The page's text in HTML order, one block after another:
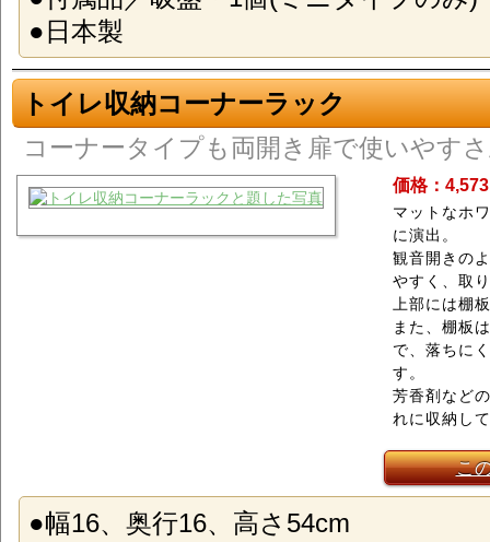
●日本製
トイレ収納コーナーラック
コーナータイプも両開き扉で使いやす
価格：
マットなホ
に演出。
観音開きの
やすく、取
上部には棚
また、棚板
で、落ちに
す。
芳香剤など
れに収納し
こ
●幅16、奥行16、高さ54cm